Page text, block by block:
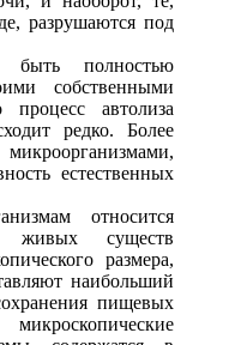
разрушаются под
быть полностью
собственными
автолиза
редко. Более
естественных
относится
живых существ
размера,
наибольший
пищевых